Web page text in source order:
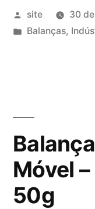
Publicado
por
site
30
Publicado
Balanças,
Móvel
50g